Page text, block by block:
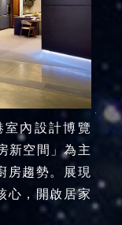
內設計博覽
新空間」為主
房趨勢。展現
心，開啟居家